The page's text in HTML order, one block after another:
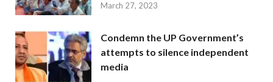
March 27, 2023
Condemn the UP Government’s
attempts to silence independent
media